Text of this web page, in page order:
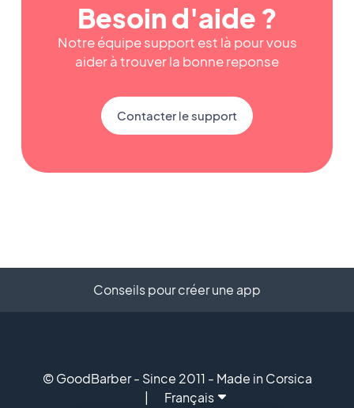
Besoin d'aide ?
Notre équipe support est là pour vous
aider à trouver la bonne reponse
Contacter le support
Conseils pour créer une app
© GoodBarber - Since 2011 - Made in Corsica
Français